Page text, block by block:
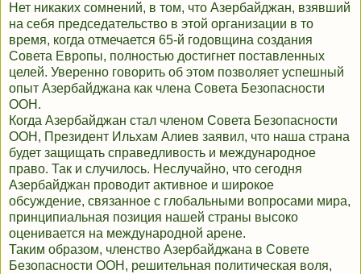
Нет никаких сомнений, в том, что Азербайджан, взявший
на себя председательство в этой организации в то
время, когда отмечается 65-й годовщина создания
Совета Европы, полностью достигнет поставленных
целей. Уверенно говорить об этом позволяет успешный
опыт Азербайджана как члена Совета Безопасности
ООН.
Когда Азербайджан стал членом Совета Безопасности
ООН, Президент Ильхам Алиев заявил, что наша страна
будет защищать справедливость и международное
право. Так и случилось. Неслучайно, что сегодня
Азербайджан проводит активное и широкое
обсуждение, связанное с глобальными вопросами мира,
принципиальная позиция нашей страны высоко
оценивается на международной арене.
Таким образом, членство Азербайджана в Совете
Безопасности ООН, решительная политическая воля,